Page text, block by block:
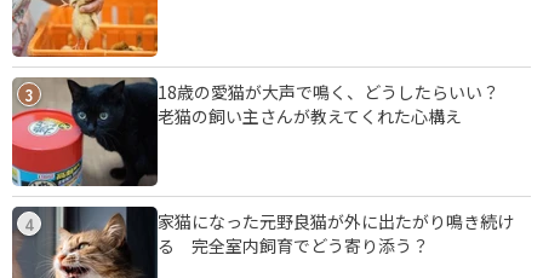
3
18歳の愛猫が大声で鳴く、どうしたらいい？
老猫の飼い主さんが教えてくれた心構え
4
家猫になった元野良猫が外に出たがり鳴き続け
る 完全室内飼育でどう寄り添う？